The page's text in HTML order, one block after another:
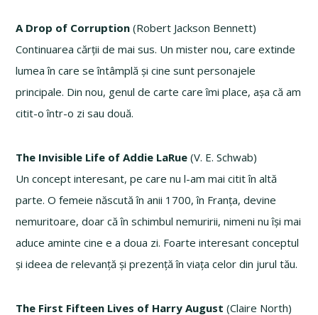
A Drop of Corruption (Robert Jackson Bennett)
Continuarea cărții de mai sus. Un mister nou, care extinde
lumea în care se întâmplă și cine sunt personajele
principale. Din nou, genul de carte care îmi place, așa că am
citit-o într-o zi sau două.
The Invisible Life of Addie LaRue (V. E. Schwab)
Un concept interesant, pe care nu l-am mai citit în altă
parte. O femeie născută în anii 1700, în Franța, devine
nemuritoare, doar că în schimbul nemuririi, nimeni nu își mai
aduce aminte cine e a doua zi. Foarte interesant conceptul
și ideea de relevanță și prezență în viața celor din jurul tău.
The First Fifteen Lives of Harry August (Claire North)